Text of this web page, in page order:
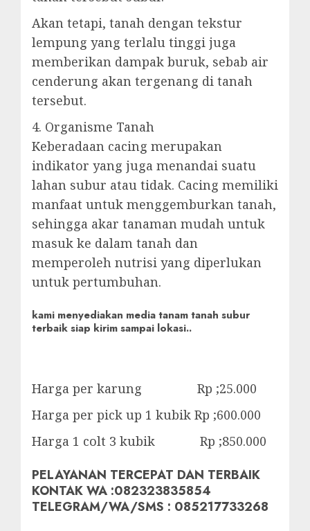
Akan tetapi, tanah dengan tekstur
lempung yang terlalu tinggi juga
memberikan dampak buruk, sebab air
cenderung akan tergenang di tanah
tersebut.
4. Organisme Tanah
Keberadaan cacing merupakan
indikator yang juga menandai suatu
lahan subur atau tidak. Cacing memiliki
manfaat untuk menggemburkan tanah,
sehingga akar tanaman mudah untuk
masuk ke dalam tanah dan
memperoleh nutrisi yang diperlukan
untuk pertumbuhan.
kami menyediakan media tanam tanah subur
terbaik siap kirim sampai lokasi..
Harga per karung Rp ;25.000
Harga per pick up 1 kubik Rp ;600.000
Harga 1 colt 3 kubik Rp ;850.000
PELAYANAN TERCEPAT DAN TERBAIK
KONTAK WA :082323835854
TELEGRAM/WA/SMS : 085217733268